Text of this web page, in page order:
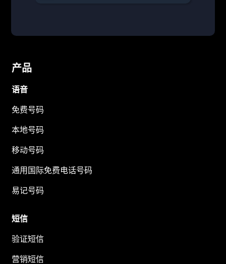
产品
语音
免费号码
本地号码
移动号码
通用国际免费电话号码
易记号码
短信
验证短信
营销短信